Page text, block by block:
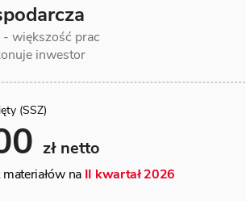
większość prac
inwestor
(SSZ)
zł netto
na II kwartał 2026